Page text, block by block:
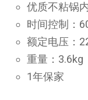
优质不粘锅
时间控制：
额定电压：
重量：3.6kg
1年保家